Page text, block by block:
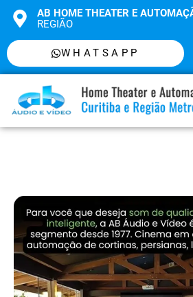
AB HOME THEATER E
REGIÃO
WHATSAPP